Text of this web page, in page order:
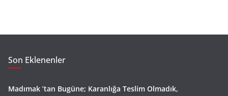
Son Eklenenler
Madımak ’tan Bugüne; Karanlığa Teslim Olmadık,